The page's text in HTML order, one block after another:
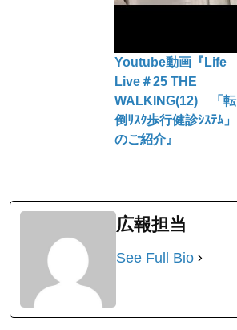
Youtube動画『Life
Live＃25 THE
WALKING(12) 「転
倒ﾘｽｸ歩行健診ｼｽﾃﾑ」
のご紹介』
広報担当
See Full Bio